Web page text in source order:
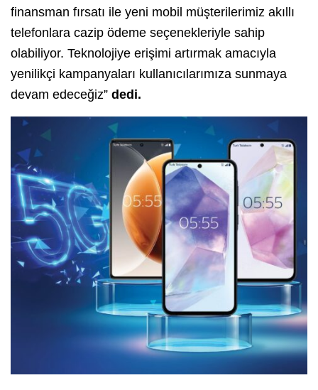
finansman fırsatı ile yeni mobil müşterilerimiz akıllı
telefonlara cazip ödeme seçenekleriyle sahip
olabiliyor. Teknolojiye erişimi artırmak amacıyla
yenilikçi kampanyaları kullanıcılarımıza sunmaya
devam edeceğiz” dedi.